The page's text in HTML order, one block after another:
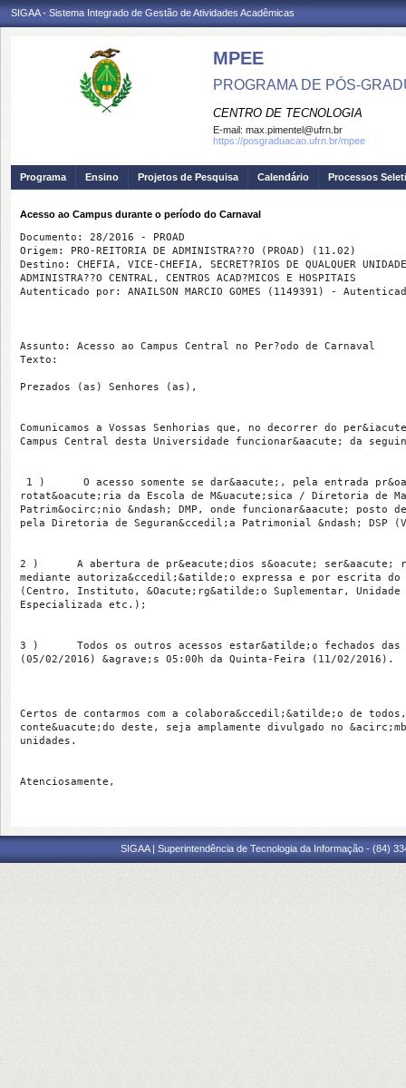
SIGAA - Sistema Integrado de Gestão de Atividades Acadêmicas
MPEE
PROGRAMA DE PÓS-
CENTRO DE TECNOLOGIA
E-mail: max.pimentel@ufrn.br
https://posgraduacao.ufrn.br/mpee
Programa Ensino Projetos de Pesquisa Calendário Processos
Acesso ao Campus durante o período do Carnaval
Documento: 28/2016 - PROAD
Origem: PRO-REITORIA DE ADMINISTRA??O (PROAD) (11.02)
Destino: CHEFIA, VICE-CHEFIA, SECRET?RIOS DE QUALQUER
ADMINISTRA??O CENTRAL, CENTROS ACAD?MICOS E HOSPITAIS
Autenticado por: ANAILSON MARCIO GOMES (1149391) -
Assunto: Acesso ao Campus Central no Per?odo de Carnaval
Texto:
Prezados (as) Senhores (as),
Comunicamos a Vossas Senhorias que, no decorrer do
Campus Central desta Universidade funcionar&aacute; da
1 )      O acesso somente se dar&aacute;, pela entrada
rotat&oacute;ria da Escola de M&uacute;sica / Diretoria de
Patrim&ocirc;nio &ndash; DMP, onde funcionar&aacute; posto
pela Diretoria de Seguran&ccedil;a Patrimonial &ndash;
2 )      A abertura de pr&eacute;dios s&oacute; ser&aacute;
mediante autoriza&ccedil;&atilde;o expressa e por escrita do
(Centro, Instituto, &Oacute;rg&atilde;o Suplementar, Unidade
Especializada etc.);
3 )      Todos os outros acessos estar&atilde;o fechados das
(05/02/2016) &agrave;s 05:00h da Quinta-Feira (11/02/2016).
Certos de contarmos com a colabora&ccedil;&atilde;o de
conte&uacute;do deste, seja amplamente divulgado no
unidades.
Atenciosamente,
SIGAA | Superintendência de Tecnologia da Informação - (84)